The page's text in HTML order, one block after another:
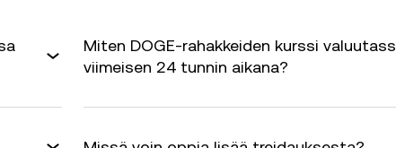
Miten DOGE-rahakkeiden kurssi
viimeisen 24 tunnin aikana?